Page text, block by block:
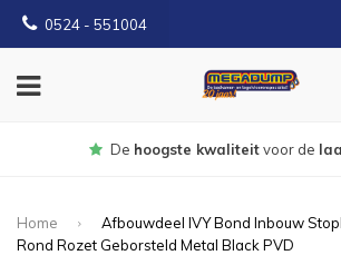
0524 - 551004
Gratisbezorgd vanaf
Home
Afbouwdeel IVY Bond Inbouw
Rond Rozet Geborsteld Metal Black PVD